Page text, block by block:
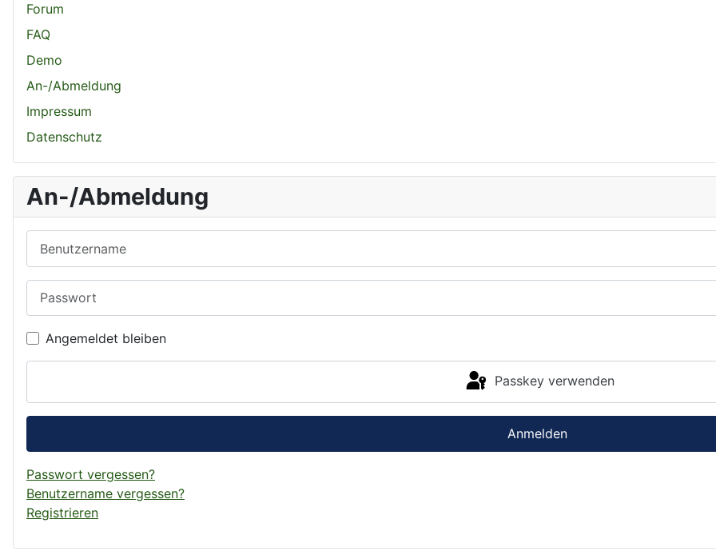
Forum
FAQ
Demo
An-/Abmeldung
Impressum
Datenschutz
An-/Abmeldung
Angemeldet bleiben
Passkey verwenden
Anmelden
Passwort vergessen?
Benutzername vergessen?
Registrieren